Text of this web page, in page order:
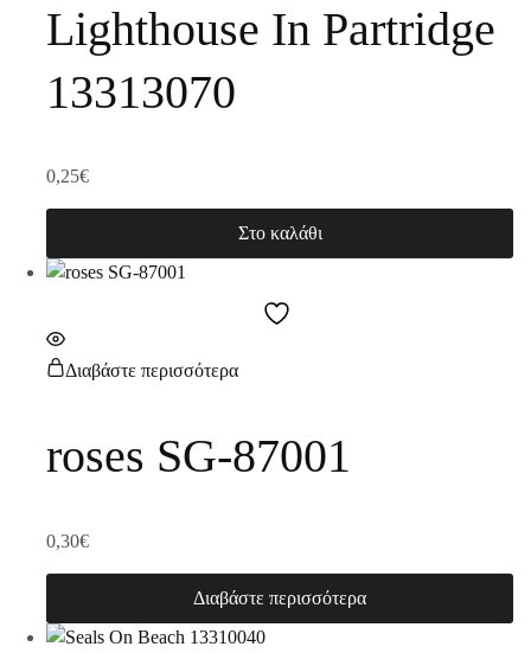
Lighthouse In Partridge
13313070
0,25€
Στο καλάθι
Διαβάστε περισσότερα
roses SG-87001
0,30€
Διαβάστε περισσότερα